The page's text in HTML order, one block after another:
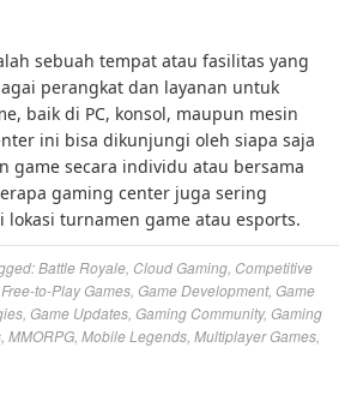
sebuah tempat atau fasilitas yang
perangkat dan layanan untuk
baik di PC, konsol, maupun mesin
ini bisa dikunjungi oleh siapa saja
game secara individu atau bersama
gaming center juga sering
lokasi turnamen game atau esports.
Battle Royale Cloud Gaming Competitive
Free-to-Play Games Game Development, Game
Game Updates Gaming Community, Gaming
MMORPG Mobile Legends Multiplayer Games